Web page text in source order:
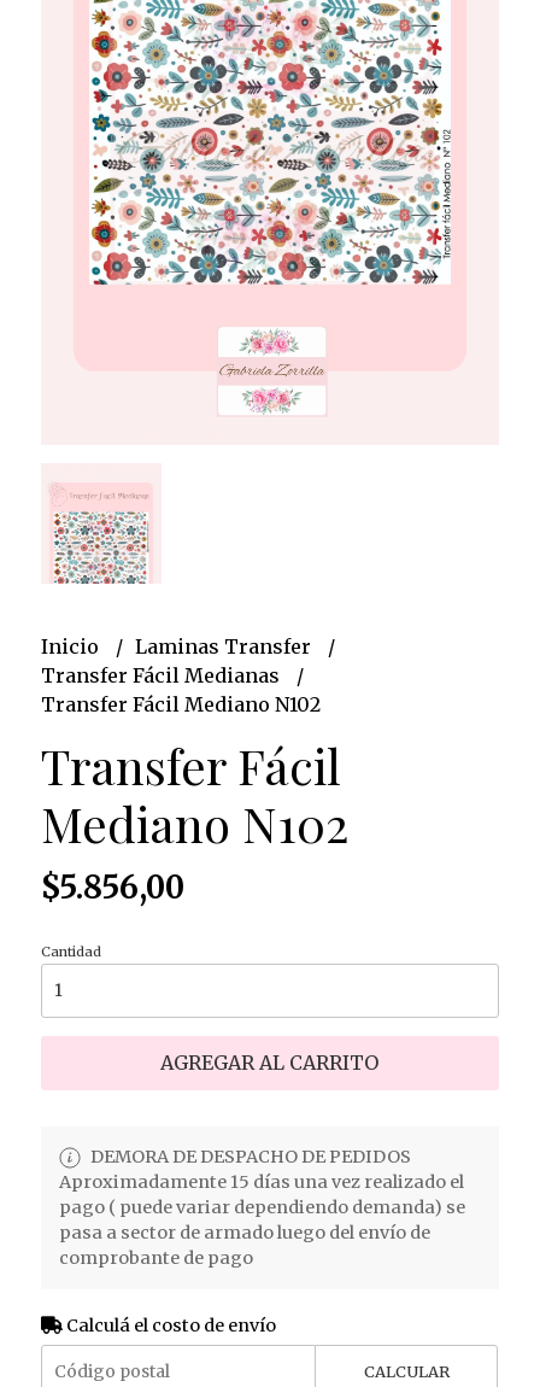
Inicio
Laminas Transfer
Transfer Fácil Medianas
Transfer Fácil Mediano N102
Transfer Fácil
Mediano N102
$5.856,00
Cantidad
AGREGAR AL CARRITO
DEMORA DE DESPACHO DE PEDIDOS
Aproximadamente 15 días una vez realizado el
pago ( puede variar dependiendo demanda) se
pasa a sector de armado luego del envío de
comprobante de pago
Calculá el costo de envío
CALCULAR